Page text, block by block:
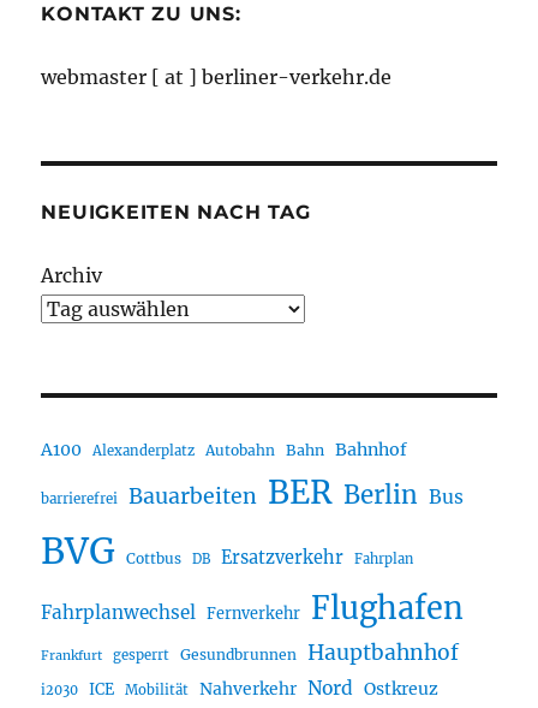
KONTAKT ZU UNS:
webmaster [ at ] berliner-verkehr.de
NEUIGKEITEN NACH TAG
Archiv
A100 Alexanderplatz Autobahn Bahn Bahnhof
barrierefrei Bauarbeiten BER Berlin Bus
BVG Cottbus DB Ersatzverkehr Fahrplan
Fahrplanwechsel Fernverkehr Flughafen
Frankfurt gesperrt Gesundbrunnen Hauptbahnhof
i2030 ICE Mobilität Nahverkehr Nord Ostkreuz